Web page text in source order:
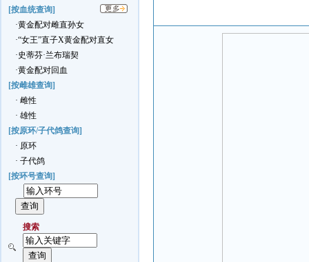
[按血统查询]
·黄金配对雌直孙女
·“女王”直子X黄金配对直女
·史蒂芬·兰布瑞契
·黄金配对回血
[按雌雄查询]
· 雌性
· 雄性
[按原环/子代鸽查询]
· 原环
· 子代鸽
[按环号查询]
搜索